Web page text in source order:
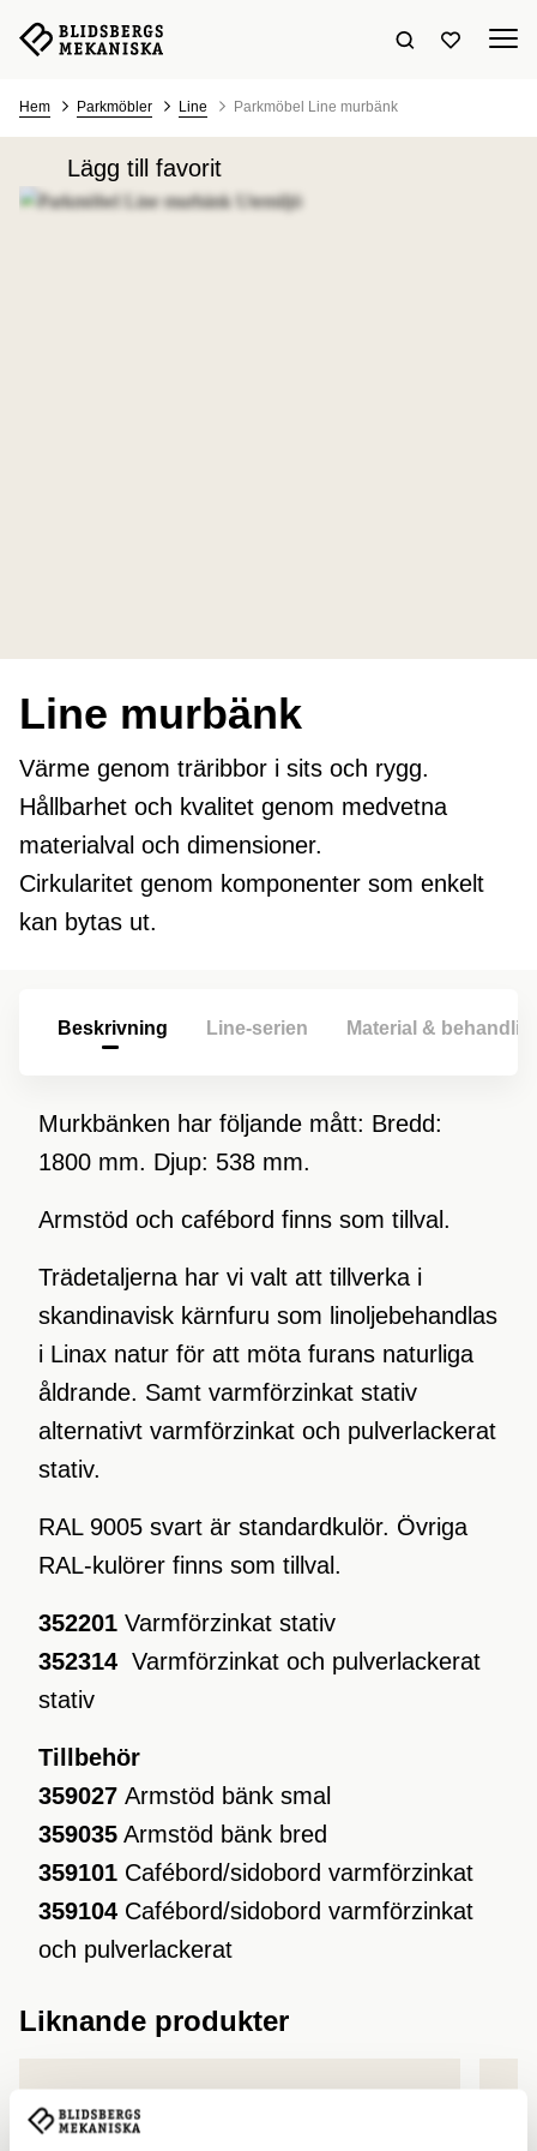
Sök hemsidan
Visa
Hem Parkmöbler Line Parkmöbel Line murbänk
Line murbänk
Värme genom träribbor i sits och rygg.
Hållbarhet och kvalitet genom medvetna
materialval och dimensioner.
Cirkularitet genom komponenter som enkelt
kan bytas ut.
Lägg till favorit
Beskrivning Line-serien Material &
Murkbänken har följande mått: Bredd:
1800 mm. Djup: 538 mm.
Armstöd och cafébord finns som tillval.
Trädetaljerna har vi valt att tillverka i
skandinavisk kärnfuru som linoljebehandlas
i Linax natur för att möta furans naturliga
åldrande. Samt varmförzinkat stativ
alternativt varmförzinkat och pulverlackerat
stativ.
RAL 9005 svart är standardkulör. Övriga
RAL-kulörer finns som tillval.
352201 Varmförzinkat stativ
352314 Varmförzinkat och pulverlackerat
stativ
Tillbehör
359027 Armstöd bänk smal
359035 Armstöd bänk bred
359101 Cafébord/sidobord varmförzinkat
359104 Cafébord/sidobord varmförzinkat
och pulverlackerat
Liknande produkter
Lägg till produkt i favoriter